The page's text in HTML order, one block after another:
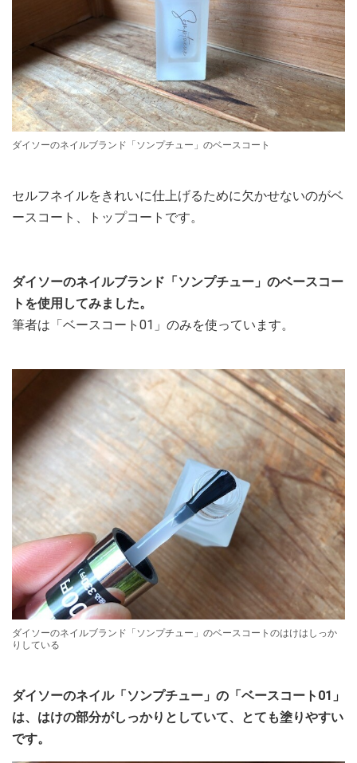
ダイソーのネイルブランド「ソンプチュー」のベースコート
セルフネイルをきれいに仕上げるために欠かせないのがベ
ースコート、トップコートです。
ダイソーのネイルブランド「ソンプチュー」のベースコー
トを使用してみました。
筆者は「ベースコート01」のみを使っています。
ダイソーのネイルブランド「ソンプチュー」のベースコートのはけはしっか
りしている
ダイソーのネイル「ソンプチュー」の「ベースコート01」
は、はけの部分がしっかりとしていて、とても塗りやすい
です。